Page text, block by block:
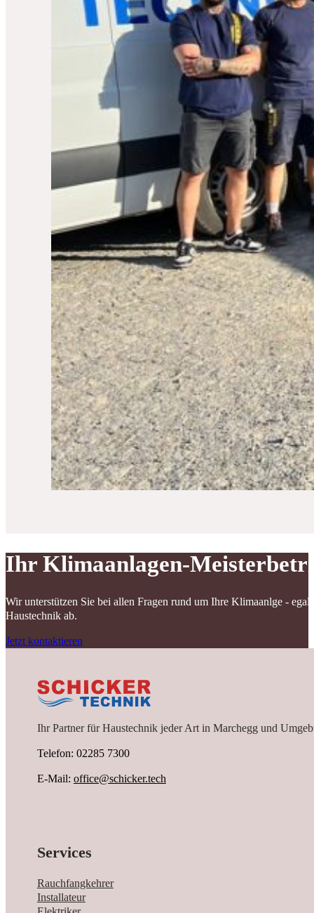
Ihr Klimaanlagen-
Wir unterstützen Sie bei allen Fragen rund um Ihre Klimaanlge -
Haustechnik ab.
Jetzt kontaktieren
Ihr Partner für Haustechnik jeder Art in Marchegg und
Telefon: 02285 7300
E-Mail: office@schicker.tech
Services
Rauchfangkehrer
Installateur